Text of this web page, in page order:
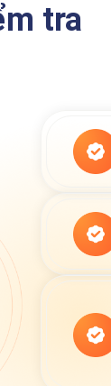
tra